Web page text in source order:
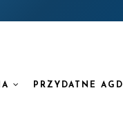
PRZYDATNE AGD